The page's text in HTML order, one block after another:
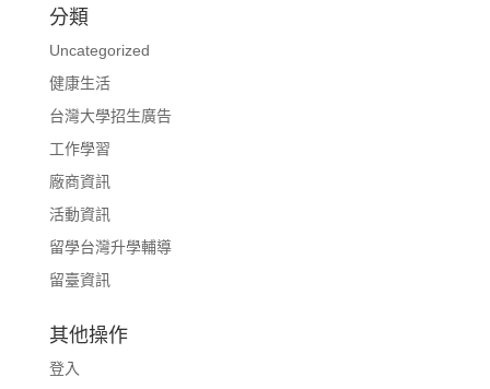
分類
Uncategorized
健康生活
台灣大學招生廣告
工作學習
廠商資訊
活動資訊
留學台灣升學輔導
留臺資訊
其他操作
登入